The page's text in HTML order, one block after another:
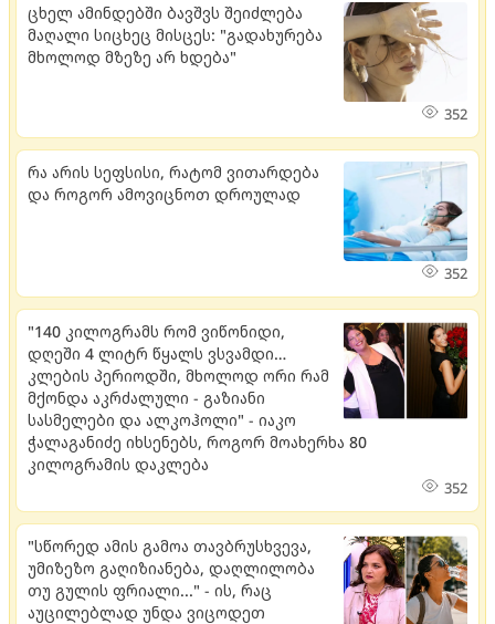
ცხელ ამინდებში ბავშვს შეიძლება
მაღალი სიცხეც მისცეს: "გადახურება
მხოლოდ მზეზე არ ხდება"
352
რა არის სეფსისი, რატომ ვითარდება
და როგორ ამოვიცნოთ დროულად
352
"140 კილოგრამს რომ ვიწონიდი,
დღეში 4 ლიტრ წყალს ვსვამდი…
კლების პერიოდში, მხოლოდ ორი რამ
მქონდა აკრძალული - გაზიანი
სასმელები და ალკოჰოლი" - იაკო
ჭალაგანიძე იხსენებს, როგორ მოახერხა 80
კილოგრამის დაკლება
352
"სწორედ ამის გამოა თავბრუსხვევა,
უმიზეზო გაღიზიანება, დაღლილობა
თუ გულის ფრიალი..." - ის, რაც
აუცილებლად უნდა ვიცოდეთ